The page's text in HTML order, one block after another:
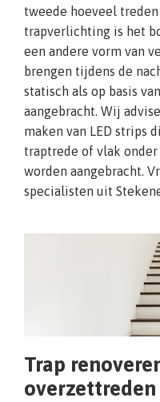
tweede hoeveel
trapverlichting is het
een andere vorm van
brengen tijdens de
statisch als op basis
aangebracht. Wij
maken van LED strips
traptrede of vlak
worden aangebracht.
specialisten uit
Trap
overzettreden